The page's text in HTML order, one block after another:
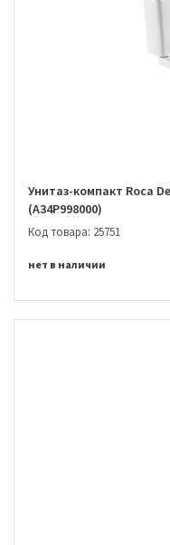
Унитаз-компакт Roca
(A34P998000)
Код товара: 25751
нет в наличии